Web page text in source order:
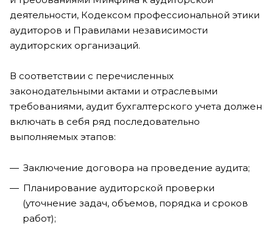
деятельности, Кодексом профессиональной этики
аудиторов и Правилами независимости
аудиторских организаций.
В соответствии с перечисленных
законодательными актами и отраслевыми
требованиями, аудит бухгалтерского учета должен
включать в себя ряд последовательно
выполняемых этапов:
Заключение договора на проведение аудита;
Планирование аудиторской проверки
(уточнение задач, объемов, порядка и сроков
работ);